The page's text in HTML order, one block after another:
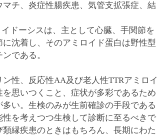
チ、炎症性腸疾患、気管支拡張症、結
ドーシスは、主として心臓、手関節を
沈着し、そのアミロイド蛋白は野性型
である。
ン性、反応性AA及び老人性TTRアミロイ
を思いつくこと、症状が多彩であるため
い。生検のみが生前確診の手段である
を考えつつ生検して診断に至るべきで
縁疾患のときはもちろん、長期にわた